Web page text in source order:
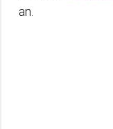
an.